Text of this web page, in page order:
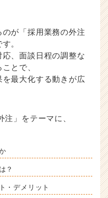
が「採用業務の外注
。
、面談日程の調整な
とで、
最大化する動きが広
」をテーマに、
？
・デメリット